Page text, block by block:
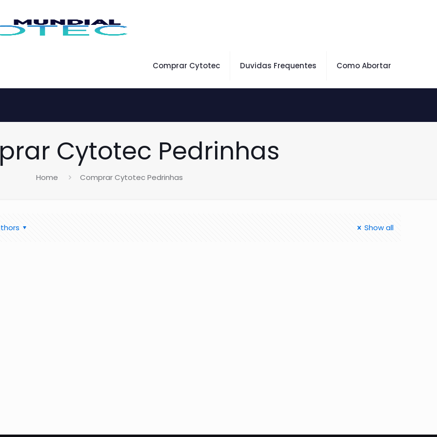
Comprar Cytotec Duvidas Frequentes Como Abortar
Cytotec Pedrinhas
Home Comprar Cytotec Pedrinhas
Show all